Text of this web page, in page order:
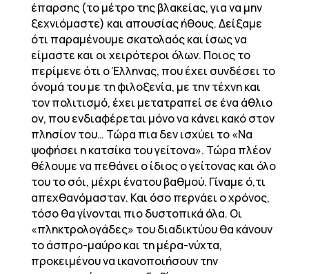
έπαρσης (το μέτρο της βλακείας, για να μην
ξεχνιόμαστε) και απουσίας ήθους. Δείξαμε
ότι παραμένουμε σκατολαός και ίσως να
είμαστε και οι χειρότεροι όλων. Ποιος το
περίμενε ότι ο Έλληνας, που έχει συνδέσει το
όνομά του με τη φιλοξενία, με την τέχνη και
τον πολιτισμό, έχει μετατραπεί σε ένα άθλιο
ον, που ενδιαφέρεται μόνο να κάνει κακό στον
πλησίον του… Τώρα πια δεν ισχύει το «Να
ψοφήσει η κατσίκα του γείτονα». Τώρα πλέον
θέλουμε να πεθάνει ο ίδιος ο γείτονας και όλο
του το σόι, μέχρι ένατου βαθμού. Γίναμε ό,τι
απεχθανόμασταν. Και όσο περνάει ο χρόνος,
τόσο θα γίνονται πιο δυστοπικά όλα. Οι
«πληκτρολογάδες» του διαδικτύου θα κάνουν
το άσπρο-μαύρο και τη μέρα-νύχτα,
προκειμένου να ικανοποιήσουν την